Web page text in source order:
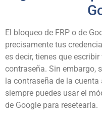
El bloqueo de FRP o de
precisamente tus
es decir, tienes que
contraseña. Sin embargo,
la contraseña de la
siempre puedes usar el
de Google para resetearla.